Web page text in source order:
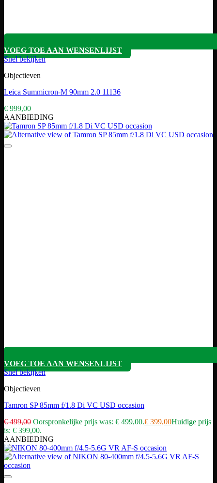
VOEG TOE AAN WENSENLIJST
Snel bekijken
Objectieven
Leica Summicron-M 90mm 2.0 11136
€ 999,00
AANBIEDING
VOEG TOE AAN WENSENLIJST
Snel bekijken
Objectieven
Tamron SP 85mm f/1.8 Di VC USD occasion
€499,00 Oorspronkelijke prijs was: € 499,00.€ 399,00Huidige prijs
is: € 399,00.
AANBIEDING